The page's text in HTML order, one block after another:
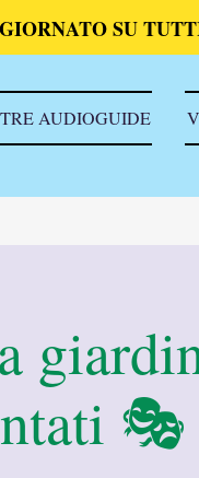
SU
AUDIOGUIDE
🎭